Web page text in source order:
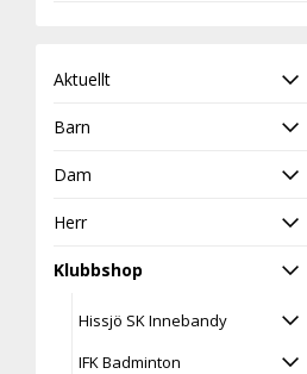
Aktuellt
Barn
Dam
Herr
Klubbshop
Hissjö SK Innebandy
IFK Badminton